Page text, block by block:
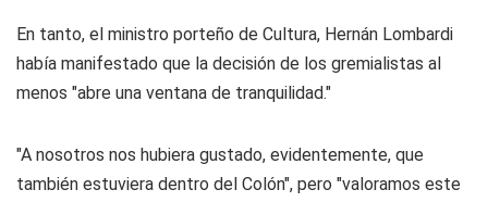
En tanto, el ministro porteño de Cultura, Hernán Lombardi
había manifestado que la decisión de los gremialistas al
menos "abre una ventana de tranquilidad."
"A nosotros nos hubiera gustado, evidentemente, que
también estuviera dentro del Colón", pero "valoramos este